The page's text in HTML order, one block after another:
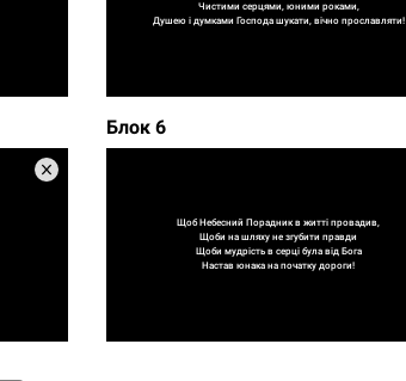
Чистими серцями, юними роками,
Душею і думками Господа шукати, вічно прославляти!
Блок 6
Щоб Небесний Порадник в житті провадив,
Щоби на шляху не згубити правди
Щоби мудрість в серці була від Бога
Настав юнака на початку дороги!